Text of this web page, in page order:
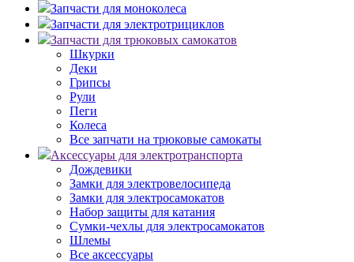
Запчасти для моноколеса
Запчасти для электротрициклов
Запчасти для трюковых самокатов
Шкурки
Деки
Грипсы
Рули
Пеги
Колеса
Все запчати на трюковые самокаты
Аксессуары для электротранспорта
Дождевики
Замки для электровелосипеда
Замки для электросамокатов
Набор защиты для катания
Сумки-чехлы для электросамокатов
Шлемы
Все аксессуары